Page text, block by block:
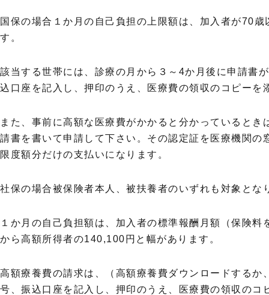
国保の場合１か月の自己負担の上限額は、加入者が70
す。
該当する世帯には、診療の月から３～4か月後に申請書
込口座を記入し、押印のうえ、医療費の領収のコピーを
また、事前に高額な医療費がかかると分かっているとき
請書を書いて申請して下さい。その認定証を医療機関
限度額分だけの支払いになります。
社保の場合被保険者本人、被扶養者のいずれも対象とな
１か月の自己負担額は、加入者の標準報酬月額（保険
から高額所得者の140,100円と幅があります。
高額療養費の請求は、（高額療養費ダウンロードする
号、振込口座を記入し、押印のうえ、医療費の領収の